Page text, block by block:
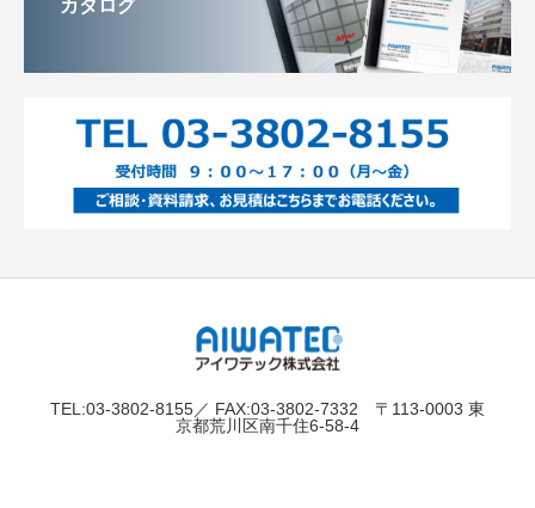
カタログ
TEL:03-3802-8155／ FAX:03-3802-7332 〒113-0003 東
京都荒川区南千住6-58-4